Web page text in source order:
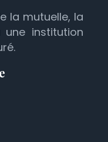
la mutuelle, la
une institution